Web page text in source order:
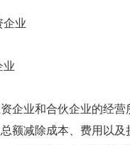
企业
业
企业和合伙企业的经营
额减除成本、费用以及